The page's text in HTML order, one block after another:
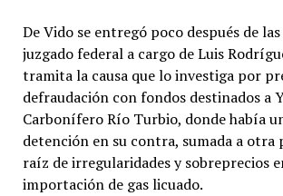
De Vido se entregó poco después de
juzgado federal a cargo de Luis
tramita la causa que lo investiga por
defraudación con fondos destinados a
Carbonífero Río Turbio, donde había
detención en su contra, sumada a otra
raíz de irregularidades y sobreprecios
importación de gas licuado.